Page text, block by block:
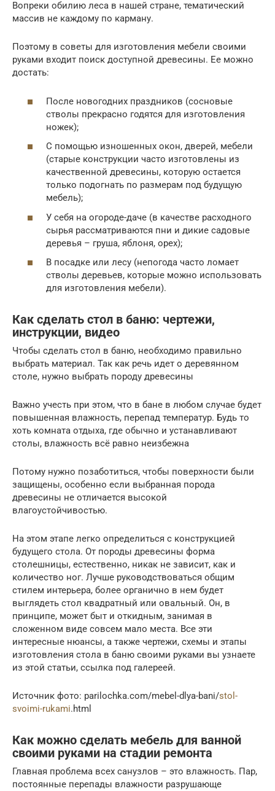
Вопреки обилию леса в нашей стране, тематический
массив не каждому по карману.
Поэтому в советы для изготовления мебели своими
руками входит поиск доступной древесины. Ее можно
достать:
После новогодних праздников (сосновые
стволы прекрасно годятся для изготовления
ножек);
С помощью изношенных окон, дверей, мебели
(старые конструкции часто изготовлены из
качественной древесины, которую остается
только подогнать по размерам под будущую
мебель);
У себя на огороде-даче (в качестве расходного
сырья рассматриваются пни и дикие садовые
деревья – груша, яблоня, орех);
В посадке или лесу (непогода часто ломает
стволы деревьев, которые можно использовать
для изготовления мебели).
Как сделать стол в баню: чертежи,
инструкции, видео
Чтобы сделать стол в баню, необходимо правильно
выбрать материал. Так как речь идет о деревянном
столе, нужно выбрать породу древесины
Важно учесть при этом, что в бане в любом случае будет
повышенная влажность, перепад температур. Будь то
хоть комната отдыха, где обычно и устанавливают
столы, влажность всё равно неизбежна
Потому нужно позаботиться, чтобы поверхности были
защищены, особенно если выбранная порода
древесины не отличается высокой
влагоустойчивостью.
На этом этапе легко определиться с конструкцией
будущего стола. От породы древесины форма
столешницы, естественно, никак не зависит, как и
количество ног. Лучше руководствоваться общим
стилем интерьера, более органично в нем будет
выглядеть стол квадратный или овальный. Он, в
принципе, может быт и откидным, занимая в
сложенном виде совсем мало места. Все эти
интересные нюансы, а также чертежи, схемы и этапы
изготовления стола в баню своими руками вы узнаете
из этой статьи, ссылка под галереей.
Источник фото: parilochka.com/mebel-dlya-bani/stol-
svoimi-rukami.html
Как можно сделать мебель для ванной
своими руками на стадии ремонта
Главная проблема всех санузлов – это влажность. Пар,
постоянные перепады влажности разрушающе